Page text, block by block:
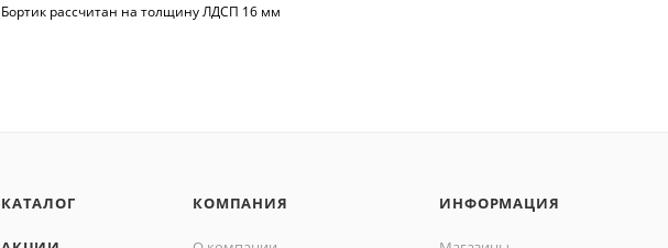
Бортик рассчитан на толщину ЛДСП 16 мм
КАТАЛОГ КОМПАНИЯ ИНФОРМАЦИЯ